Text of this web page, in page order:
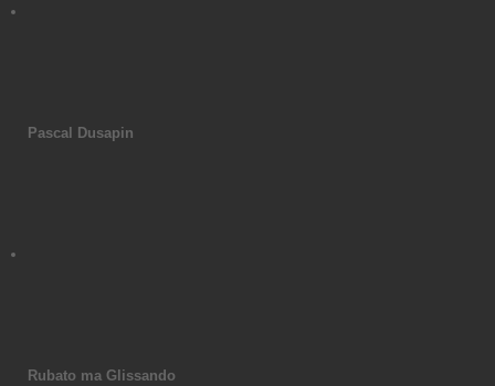
Pascal Dusapin
Rubato ma Glissando